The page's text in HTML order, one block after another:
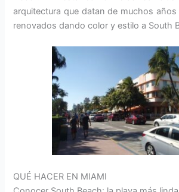
arquitectura que datan de muchos
renovados dando color y estilo a South
QUÉ HACER EN MIAMI